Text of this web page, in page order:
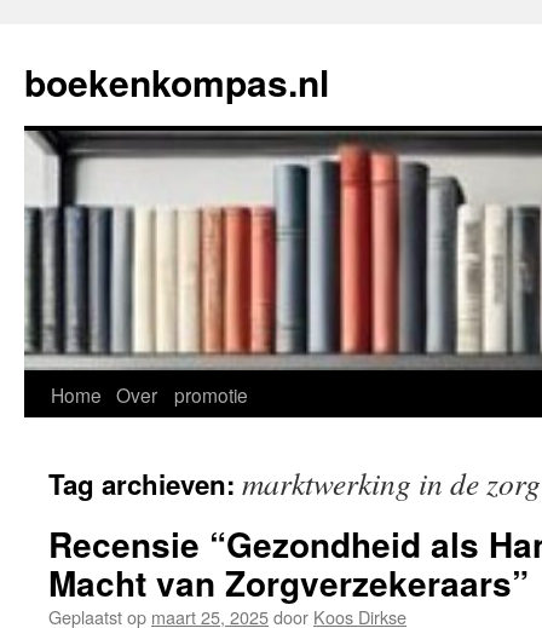
de
inhoud
boekenkompas.nl
Home Over promotie
Tag archieven: marktwerking in de zorg
Recensie “Gezondheid als
Macht van Zorgverzekeraars”
Geplaatst op maart 25, 2025door Koos Dirkse